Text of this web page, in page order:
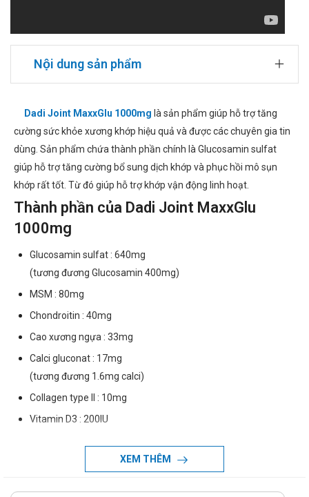
Nội dung sản phẩm
Dadi Joint MaxxGlu 1000mg là sản phẩm giúp hỗ trợ tăng
cường sức khỏe xương khớp hiệu quả và được các chuyên gia tin
dùng. Sản phẩm chứa thành phần chính là Glucosamin sulfat
giúp hỗ trợ tăng cường bổ sung dịch khớp và phục hồi mô sụn
khớp rất tốt. Từ đó giúp hỗ trợ khớp vận động linh hoạt.
Thành phần của Dadi Joint MaxxGlu
1000mg
Glucosamin sulfat : 640mg
(tương đương Glucosamin 400mg)
MSM : 80mg
Chondroitin : 40mg
Cao xương ngựa : 33mg
Calci gluconat : 17mg
(tương đương 1.6mg calci)
Collagen type II : 10mg
Vitamin D3 : 200IU
Dạng viên
XEM THÊM